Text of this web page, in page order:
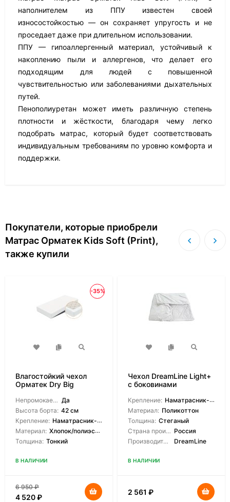
наполнителем из ППУ известен своей
износостойкостью — он сохраняет упругость и не
проседает даже при длительном использовании.
ППУ — гипоаллергенный материал, устойчивый к
накоплению пыли и аллергенов, что делает его
подходящим для людей с повышенной
чувствительностью или заболеваниями дыхательных
путей.
Пенополиуретан может иметь различную степень
плотности и жёсткости, благодаря чему легко
подобрать матрас, который будет соответствовать
индивидуальным требованиям по уровню комфорта и
поддержки.
Покупатели, которые приобрели
Матрас Орматек Kids Soft (Print),
также купили
-35%
Влагостойкий чехол
Орматек Dry Big
Непромокаемый: Да
Высота борта: 42 см
Крепление: Наматрасник-чехол
Материал: Хлопок/полиэстер
Толщина: Тонкий
В НАЛИЧИИ
6 950₽
4 520₽
Чехол DreamLine Light+
с боковинами
Крепление: Наматрасник-чехол
Материал: Поликоттон
Толщина: Стеганый
Страна производитель: Россия
Производитель:
DreamLine
В НАЛИЧИИ
2 561 ₽